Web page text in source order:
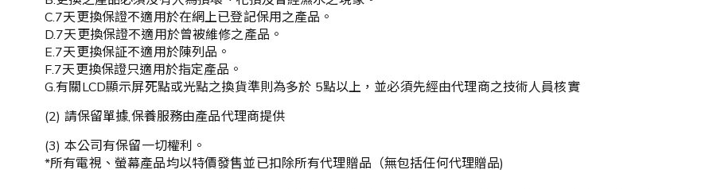
C.7天更換保證不適用於在網上已登記保用之產品。
D.7天更換保證不適用於曾被維修之產品。
E.7天更換保証不適用於陳列品。
F.7天更換保證只適用於指定產品。
G.有關LCD顯示屏死點或光點之換貨準則為多於 5點以上，並必須先經由代理商之技術人員核實
(2) 請保留單據,保養服務由產品代理商提供
(3) 本公司有保留一切權利。
*所有電視、螢幕產品均以特價發售並已扣除所有代理贈品（無包括任何代理贈品)